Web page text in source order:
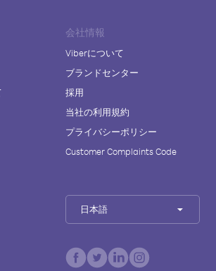
会社情報
Viberについて
ブランドセンター
採用
当社の利用規約
プライバシーポリシー
Customer Complaints Code
日本語